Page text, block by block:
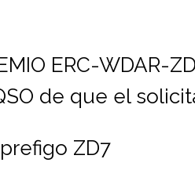
ERC-
de que el
ZD7